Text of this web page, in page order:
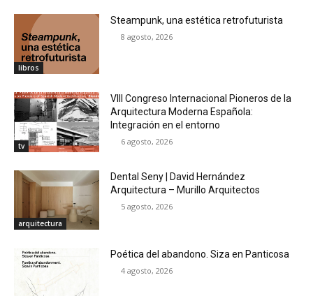
libros
Steampunk, una estética retrofuturista
8 agosto, 2026
tv
VIII Congreso Internacional Pioneros de la
Arquitectura Moderna Española:
Integración en el entorno
6 agosto, 2026
arquitectura
Dental Seny | David Hernández
Arquitectura – Murillo Arquitectos
5 agosto, 2026
Poética del abandono. Siza en Panticosa
4 agosto, 2026